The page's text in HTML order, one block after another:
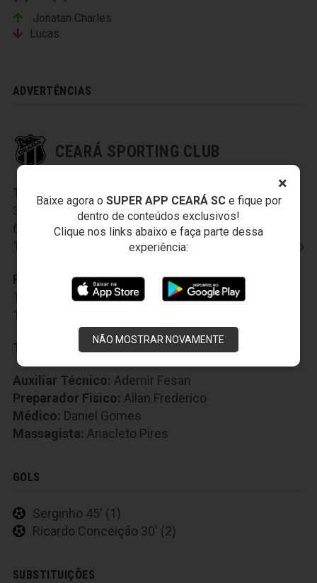
×
Baixe agora o SUPER APP CEARÁ SCe fique por
dentro de conteúdos exclusivos!
Clique nos links abaixo e faça parte dessa
experiência:
NÃO MOSTRAR NOVAMENTE
Jonatan Charles
Lucas
ADVERTÊNCIAS
CEARÁ SPORTING CLUB
Titulares: 1-Everson,2-Robertinho ,
3-Thiago Carvalho,4-Raul Silva,5-Richardson
6-Sanchez,7-Jhonnatan,9-Caio César ,
10-Emanuel Biancucchi,11-Assisinho 21-Serginho
Reservas: 12-Diego,13-Marcos Ytalo,14-Carlão
15-Ricardo Conceição,16-Emerson Santos
17-Franklin
Técnico: Lisca
Auxiliar Técnico: Ademir Fesan
Preparador Fisico: Allan Frederico
Médico: Daniel Gomes
Massagista: Anacleto Pires
GOLS
Serginho 45' (1)
Ricardo Conceição 30' (2)
SUBSTITUIÇÕES